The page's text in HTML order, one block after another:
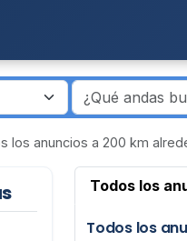
los anuncios a 200 km
Todos los
Todos los